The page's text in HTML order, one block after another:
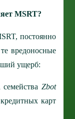
MSRT?
постоянно
вредоносные
ущерб:
Zbot
карт